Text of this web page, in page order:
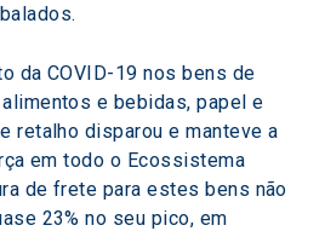
da COVID-19 nos bens de
e bebidas, papel e
retalho disparou e manteve a
em todo o Ecossistema
de frete para estes bens não
23% no seu pico, em